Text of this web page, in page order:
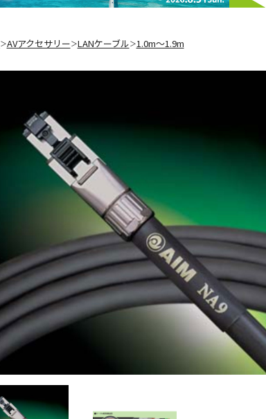
＞AVアクセサリー＞LANケーブル＞1.0m〜1.9m